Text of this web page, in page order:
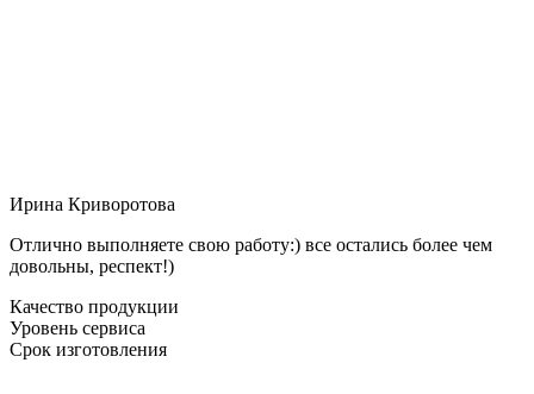
Ирина Криворотова
Отлично выполняете свою работу:) все остались более чем
довольны, респект!)
Качество продукции
Уровень сервиса
Срок изготовления